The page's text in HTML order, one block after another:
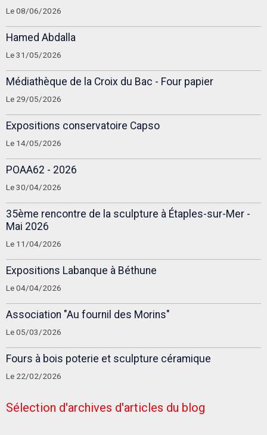
Le 08/06/2026
Hamed Abdalla
Le 31/05/2026
Médiathèque de la Croix du Bac - Four papier
Le 29/05/2026
Expositions conservatoire Capso
Le 14/05/2026
POAA62 - 2026
Le 30/04/2026
35ème rencontre de la sculpture à Étaples-sur-Mer -
Mai 2026
Le 11/04/2026
Expositions Labanque à Béthune
Le 04/04/2026
Association "Au fournil des Morins"
Le 05/03/2026
Fours à bois poterie et sculpture céramique
Le 22/02/2026
Sélection d'archives d'articles du blog